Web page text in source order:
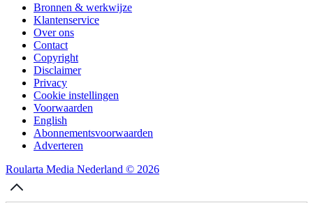
Bronnen & werkwijze
Klantenservice
Over ons
Contact
Copyright
Disclaimer
Privacy
Cookie instellingen
Voorwaarden
English
Abonnementsvoorwaarden
Adverteren
Roularta Media Nederland © 2026